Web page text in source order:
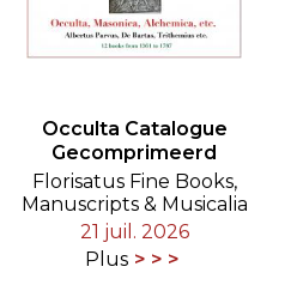
Occulta Catalogue
Gecomprimeerd
Florisatus Fine Books,
Manuscripts & Musicalia
21 juil. 2026
Plus